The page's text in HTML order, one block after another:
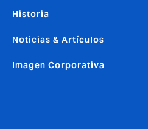
Historia
Noticias & Artículos
Imagen Corporativa